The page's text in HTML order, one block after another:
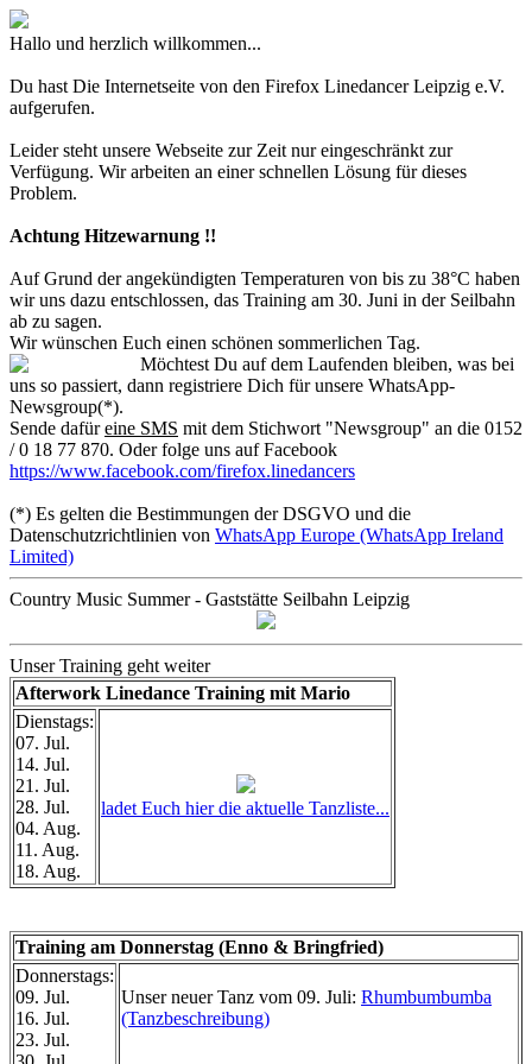
Hallo und herzlich willkommen...
Du hast Die Internetseite von den Firefox Linedancer Leipzig e.V.
aufgerufen.
Leider steht unsere Webseite zur Zeit nur eingeschränkt zur
Verfügung. Wir arbeiten an einer schnellen Lösung für dieses
Problem.
Achtung Hitzewarnung !!
Auf Grund der angekündigten Temperaturen von bis zu 38°C haben
wir uns dazu entschlossen, das Training am 30. Juni in der Seilbahn
ab zu sagen.
Wir wünschen Euch einen schönen sommerlichen Tag.
Möchtest Du auf dem Laufenden bleiben, was bei
uns so passiert, dann registriere Dich für unsere WhatsApp-
Newsgroup(*).
Sende dafüreine SMS mit dem Stichwort "Newsgroup" an die 0152
/ 0 18 77 870. Oder folge uns auf Facebook
https://www.facebook.com/firefox.linedancers
(*) Es gelten die Bestimmungen der DSGVO und die
Datenschutzrichtlinien von WhatsApp Europe (WhatsApp Ireland
Limited)
Country Music Summer - Gaststätte Seilbahn Leipzig
Unser Training geht weiter
Afterwork Linedance Training mit Mario
Dienstags:
07. Jul.
14. Jul.
21. Jul.
28. Jul.
04. Aug.
11. Aug.
18. Aug.
ladet Euch hier die aktuelle Tanzliste...
Training am Donnerstag (Enno & Bringfried)
Donnerstags:
09. Jul.
16. Jul.
23. Jul.
Unser neuer Tanz vom 09. Juli: Rhumbumbumba
(Tanzbeschreibung)